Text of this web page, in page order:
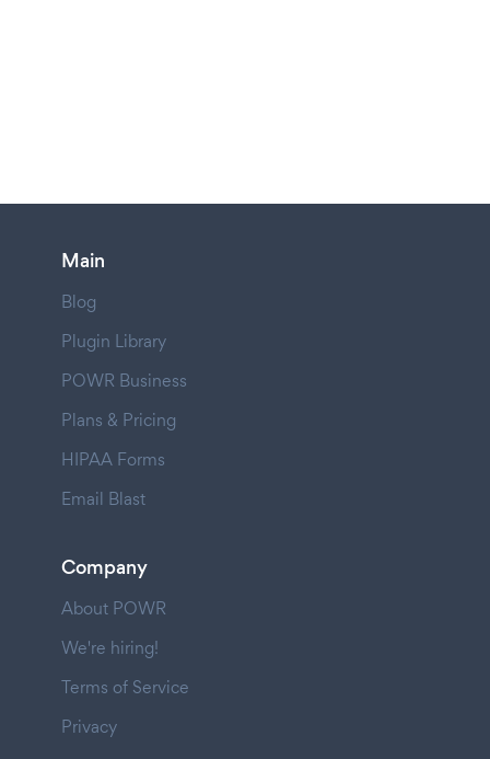
Main
Blog
Plugin Library
POWR Business
Plans & Pricing
HIPAA Forms
Email Blast
Company
About POWR
We're hiring!
Terms of Service
Privacy